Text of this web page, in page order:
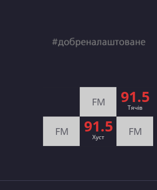
FM 91.5
Тячів
FM 91.5
Хуст FM